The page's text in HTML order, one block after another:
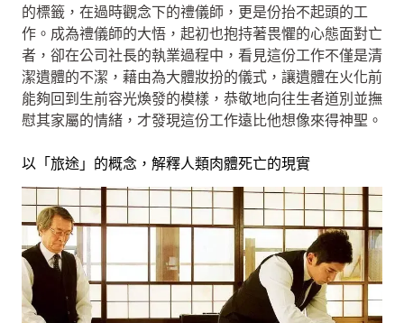
的標籤，在過時觀念下的禮儀師，更是份抬不起頭的工
作。成為禮儀師的大悟，起初也抱持著畏懼的心態面對亡
者，卻在公司社長的執業過程中，看見這份工作不僅是清
潔遺體的不潔，藉由為大體妝扮的儀式，讓遺體在火化前
能夠回到生前容光煥發的模樣，恭敬地向往生者道別並撫
慰其家屬的情緒，才發現這份工作遠比他想像來得神聖。
以「旅途」的概念，解釋人類肉體死亡的現實